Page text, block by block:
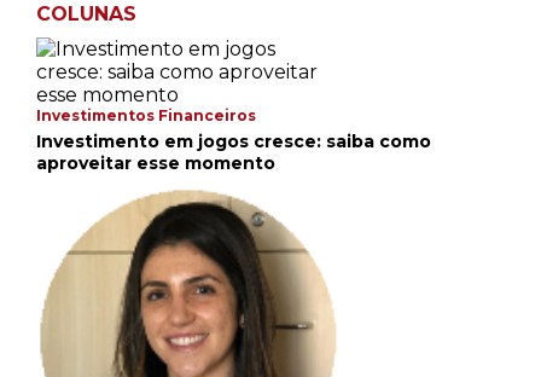
eletricidade foi sugerida pela primeira vez em 1881
pelo Dr. Albert Southwick, um dentista.
Southwick havia testemunhado um idoso bêbado
ser morto ao tocar nos terminais de um gerador
elétrico em Buffalo, Nova York. A
eletrocutamento seria uma forma alternativa ao
enforcamento, em que os condenados levavam
até 30 minutos para morrer por asfixia. Em 1889, a
Lei de Execução Elétrica de Nova York, o primeiro
de seu tipo no mundo, entrou em vigor, e Edwin R.
Davis foi contratado para projetar uma cadeira
elétrica.
COLUNAS
Investimentos Financeiros
Investimento em jogos cresce: saiba como
aproveitar esse momento